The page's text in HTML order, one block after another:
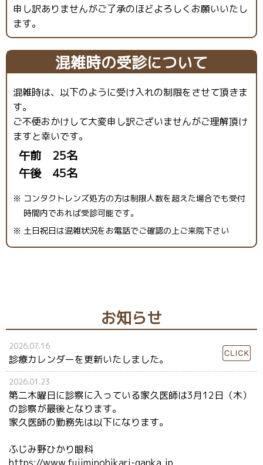
申し訳ありませんがご了承のほどよろしくお願いいたし
ます。
混雑時の受診について
混雑時は、以下のように受け入れの制限をさせて頂きま
す。
ご不便おかけして大変申し訳ございませんがご理解頂け
ますと幸いです。
午前 25名
午後 45名
※ コンタクトレンズ処方の方は制限人数を超えた場合でも受付
時間内であれば受診可能です。
※ 土日祝日は混雑状況をお電話でご確認の上ご来院下さい
お知らせ
2026.07.16
診療カレンダーを更新いたしました。
2026.01.23
第二木曜日に診察に入っている家久医師は3月12日（木）
の診察が最後となります。
家久医師の勤務先は以下になります。
ふじみ野ひかり眼科